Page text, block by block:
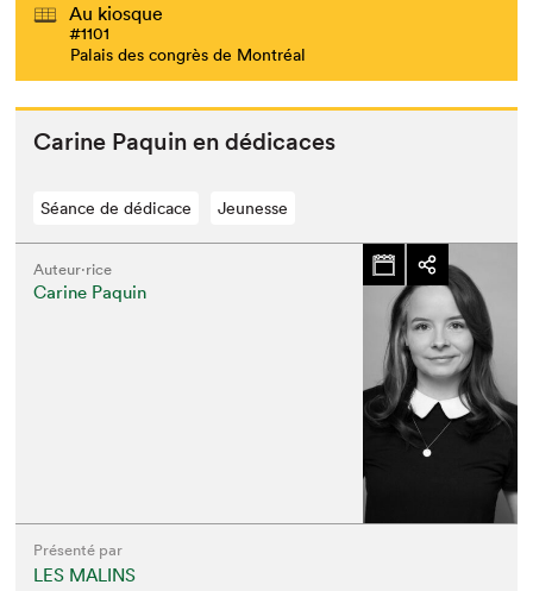
Au kiosque
#1101
Palais des congrès de Montréal
Carine Paquin en dédicaces
Séance de dédicace Jeunesse
Auteur·rice
Carine Paquin
Présenté par
LES MALINS